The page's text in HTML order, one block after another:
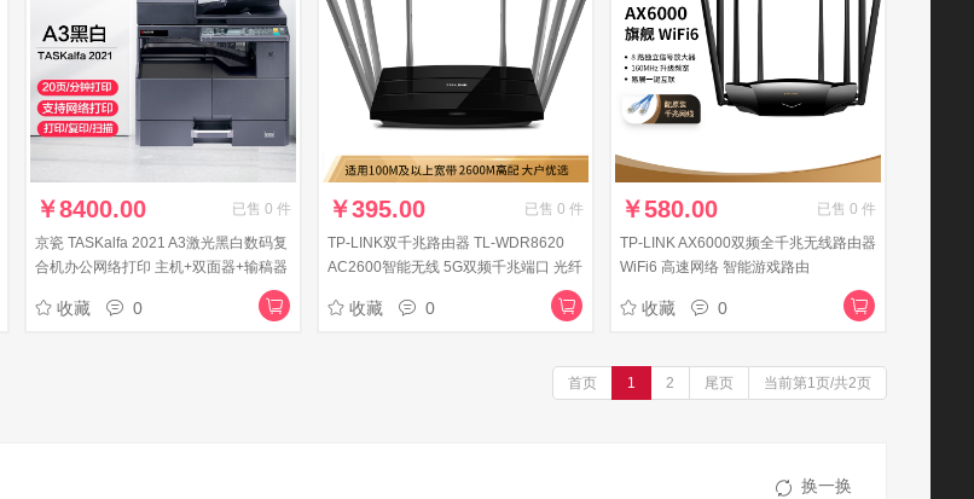
￥8400.00 已售 0 件
京瓷 TASKalfa 2021 A3激光黑白数码复
合机办公网络打印 主机+双面器+输稿器
收藏 0
￥395.00 已售 0 件
TP-LINK双千兆路由器 TL-WDR8620
AC2600智能无线 5G双频千兆端口 光纤
收藏 0
￥580.00 已售 0 件
TP-LINK AX6000双频全千兆无线路由器
WiFi6 高速网络 智能游戏路由
收藏 0
首页 1 2 尾页 当前第1页/共2页
换一换